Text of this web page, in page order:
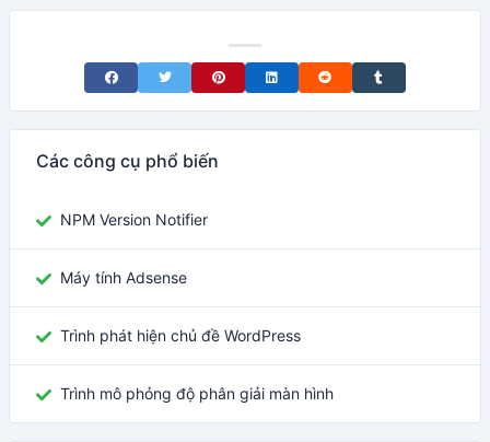
Share on Facebook
Share on TwitterShare on Pinterest
Share on LinkedIn
Share on RedditShare on Tumblr
Các công cụ phổ biến
NPM Version Notifier
Máy tính Adsense
Trình phát hiện chủ đề WordPress
Trình mô phỏng độ phân giải màn hình